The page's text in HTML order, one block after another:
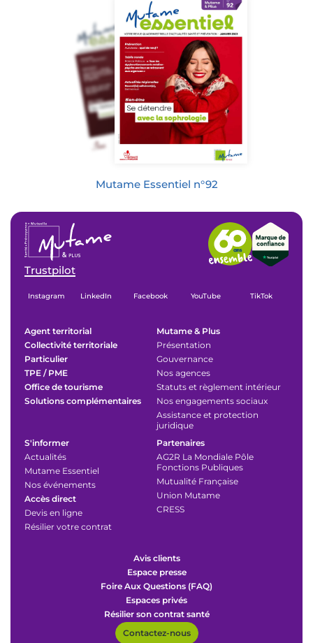
Mutame Essentiel n°92
Trustpilot
Instagram LinkedIn Facebook YouTube TikTok
Agent territorial
Collectivité territoriale
Particulier
TPE / PME
Office de tourisme
Solutions complémentaires
Mutame & Plus
Présentation
Gouvernance
Nos agences
Statuts et règlement intérieur
Nos engagements sociaux
Assistance et protection
juridique
S'informer
Actualités
Mutame Essentiel
Nos événements
Accès direct
Devis en ligne
Résilier votre contrat
Partenaires
AG2R La Mondiale Pôle
Fonctions Publiques
Mutualité Française
Union Mutame
CRESS
Avis clients
Espace presse
Foire Aux Questions (FAQ)
Espaces privés
Résilier son contrat santé
Contactez-nous